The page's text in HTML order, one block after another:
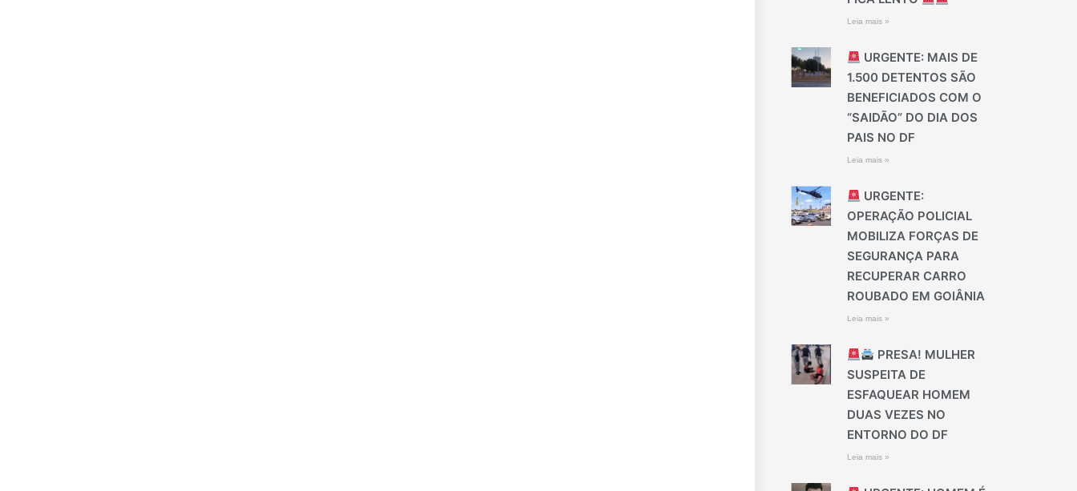
Leia mais »
URGENTE: MAIS DE
1.500 DETENTOS SÃO
BENEFICIADOS COM O
“SAIDÃO” DO DIA DOS
PAIS NO DF
Leia mais »
URGENTE:
OPERAÇÃO POLICIAL
MOBILIZA FORÇAS DE
SEGURANÇA PARA
RECUPERAR CARRO
ROUBADO EM GOIÂNIA
Leia mais »
PRESA! MULHER
SUSPEITA DE
ESFAQUEAR HOMEM
DUAS VEZES NO
ENTORNO DO DF
Leia mais »